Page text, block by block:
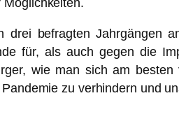
befragten Jahrgängen
für, als auch gegen die
wie man sich am
zu verhindern und